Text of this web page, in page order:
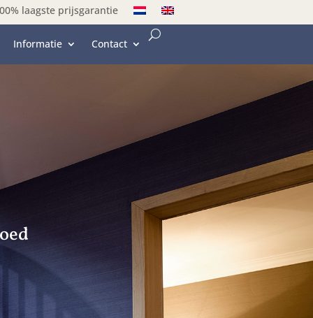
laagste prijsgarantie
Informatie Contact